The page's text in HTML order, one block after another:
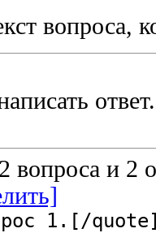
вопроса,
ответ.
и 2
1.[/quote]